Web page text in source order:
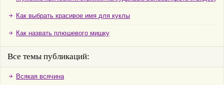
Как выбрать красивое имя для куклы
Как назвать плюшевого мишку
Все темы публикаций:
Всякая всячина